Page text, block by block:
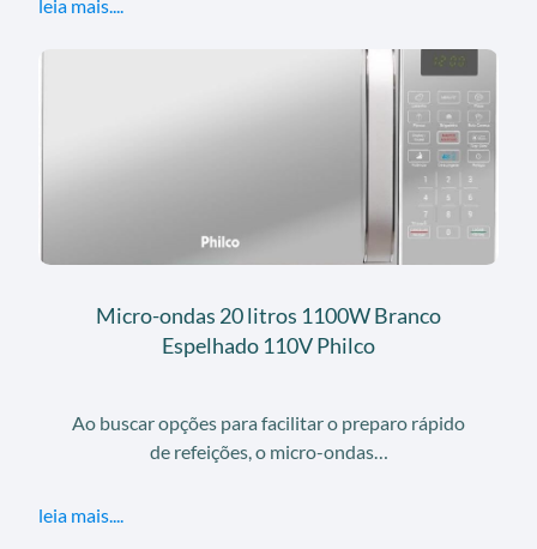
leia mais....
Micro-ondas 20 litros 1100W Branco
Espelhado 110V Philco
Ao buscar opções para facilitar o preparo rápido
de refeições, o micro-ondas…
leia mais....